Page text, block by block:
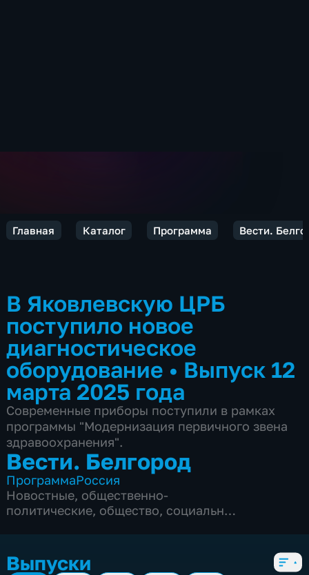
Главная Каталог Программа Вести.
В Яковлевскую ЦРБ
поступило новое
диагностическое
оборудование • Выпуск 12
марта 2025 года
Современные приборы поступили в рамках
программы "Модернизация первичного звена
здравоохранения".
Вести. Белгород
ПрограммаРоссия
Новостные, общественно-
политические, общество, социально-
Выпуски